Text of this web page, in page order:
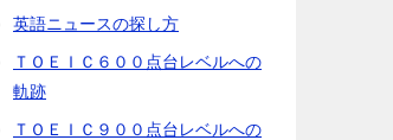
英語ニュースの探し方
ＴＯＥＩＣ６００点台レベルへの
軌跡
ＴＯＥＩＣ９００点台レベルへの